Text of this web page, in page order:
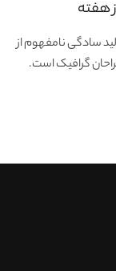
سادگی نامفهوم از
گرافیک است.